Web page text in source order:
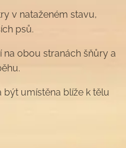
v nataženém stavu,
psů.
na obou stranách šňůry a
umístěna blíže k tělu